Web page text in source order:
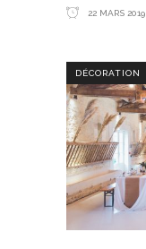
22 MARS 2019
DÉCORATION